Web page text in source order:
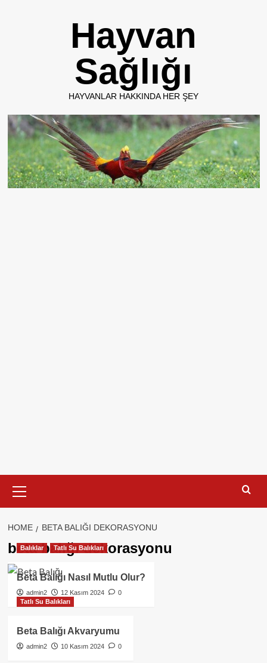
Hayvan
Sağlığı
HAYVANLAR HAKKINDA HER ŞEY
Menu
HOME BETA BALIĞI DEKORASYONU
beta balığı dekorasyonu
Balıklar Tatlı Su Balıkları
Beta Balığı Nasıl Mutlu Olur?
admin2 12 Kasım 2024
0
Tatlı Su Balıkları
Beta Balığı Akvaryumu
admin2 10 Kasım 2024 0